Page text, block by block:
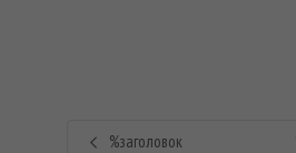
%заголовок